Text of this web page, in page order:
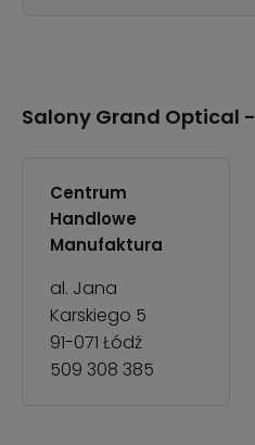
Salony Grand Optical -
Centrum
Handlowe
Manufaktura
al. Jana
Karskiego 5
91-071 Łódź
509 308 385